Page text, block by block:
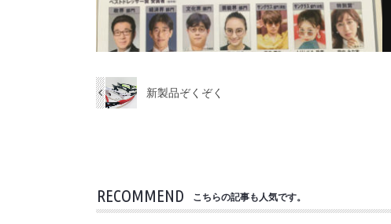
新製品ぞくぞく
RECOMMEND こちらの記事も人気です。